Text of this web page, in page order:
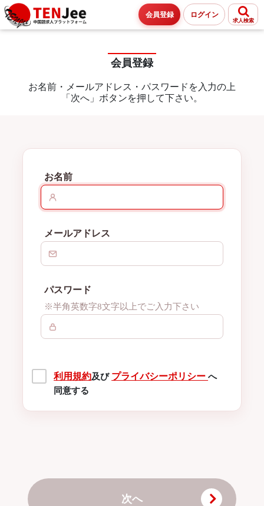
会員登録 ログイン
求人検索
会員登録
お名前・メールアドレス・パスワードを入力の上
「次へ」ボタンを押して下さい。
お名前
メールアドレス
パスワード
※半角英数字8文字以上でご入力下さい
利用規約及び プライバシーポリシーへ
同意する
次へ